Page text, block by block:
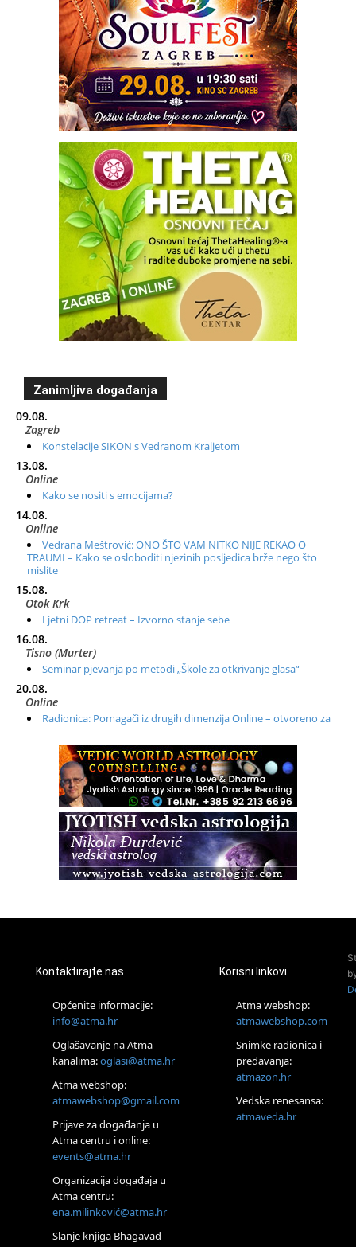
Zanimljiva događanja
09.08.
Zagreb
Konstelacije SIKON s Vedranom Kraljetom
13.08.
Online
Kako se nositi s emocijama?
14.08.
Online
Vedrana Meštrović: ONO ŠTO VAM NITKO NIJE REKAO O
TRAUMI – Kako se osloboditi njezinih posljedica brže nego što
mislite
15.08.
Otok Krk
Ljetni DOP retreat – Izvorno stanje sebe
16.08.
Tisno (Murter)
Seminar pjevanja po metodi „Škole za otkrivanje glasa“
20.08.
Online
Radionica: Pomagači iz drugih dimenzija Online – otvoreno za
Zagreb+Online
Osnovni ThetaHealing® tečaj, Zagreb i Online
Zagreb
Osnovna radionica za izscjeljivanje pranom (Basic Pranic
Healing course)
Access BARS®, otpusti stres
Pjesma srca / Zagreb
Tečaj Višeg Vodstva, razvijanja intuicije i Akaša zapisa
Online
Upisi u program Profesionalni hipnoterapeut — nova
Online
Postanite Nositelj Vibracije Nove Zemlje
Visoko
Alemka Dauskardt – Jednodnevna radionica sistemskih
konstelacija
Zagreb
HOD PO ŽERAVICI – Seminar koji mijenja tijelo, duh i um
Kontaktirajte nas
Općenite informacije:
info@atma.hr
Oglašavanje na Atma
kanalima:oglasi@atma.hr
Atma webshop:
atmawebshop@gmail.com
Prijave za događanja u
Atma centru i online:
events@atma.hr
Organizacija događaja u
Atma centru:
ena.milinković@atma.hr
Slanje knjiga Bhagavad-
Korisni linkovi
Atma webshop:
atmawebshop.com
Snimke radionica i
predavanja:
atmazon.hr
Vedska renesansa:
atmaveda.hr